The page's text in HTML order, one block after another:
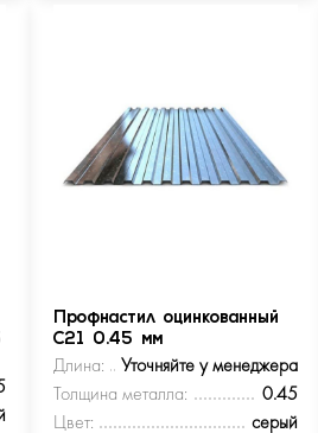
Профнастил оцинкованный
С21 0.45 мм
Длина:
Уточняйте у менеджера
Толщина металла:
0.45
Цвет:
серый